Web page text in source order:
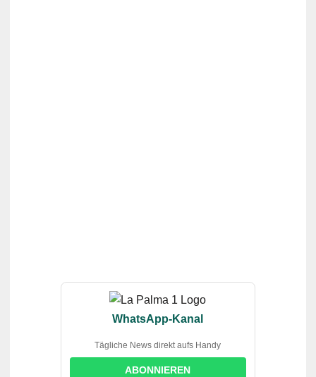
WhatsApp-Kanal
Tägliche News direkt aufs Handy
ABONNIEREN